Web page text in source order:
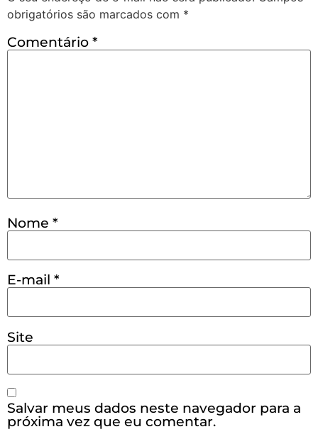
obrigatórios são marcados com *
Comentário *
Nome *
E-mail *
Site
Salvar meus dados neste navegador para a
próxima vez que eu comentar.